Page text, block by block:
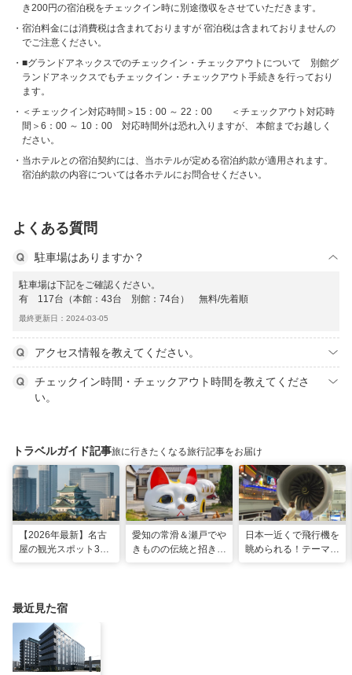
き200円の宿泊税をチェックイン時に別途徴収をさせていただきます。
宿泊料金には消費税は含まれておりますが 宿泊税は含まれておりませんの
でご注意ください。
■グランドアネックスでのチェックイン・チェックアウトについて 別館グ
ランドアネックスでもチェックイン・チェックアウト手続きを行っており
ます。
＜チェックイン対応時間＞15：00 ～ 22：00 ＜チェックアウト対応時
間＞6：00 ～ 10：00 対応時間外は恐れ入りますが、 本館までお越しく
ださい。
当ホテルとの宿泊契約には、当ホテルが定める宿泊約款が適用されます。
宿泊約款の内容については各ホテルにお問合せください。
よくある質問
駐車場はありますか？
駐車場は下記をご確認ください。
有 117台（本館：43台 別館：74台） 無料/先着順
最終更新日：2024-03-05
アクセス情報を教えてください。
チェックイン時間・チェックアウト時間を教えてくださ
い。
トラベルガイド記事旅に行きたくなる旅行記事をお届け
【2026年最新】名古
屋の観光スポット34
愛知の常滑＆瀬戸でや
きものの伝統と招き猫
日本一近くで飛行機を
眺められる！テーマパ
最近見た宿